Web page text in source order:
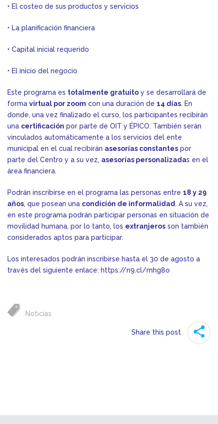
• El costeo de sus productos y servicios
• La planificación financiera
• Capital inicial requerido
• El inicio del negocio
Este programa es totalmente gratuito y se desarrollará de
forma virtual por zoom con una duración de 14 días. En
donde, una vez finalizado el curso, los participantes recibirán
una certificación por parte de OIT y ÉPICO. También serán
vinculados automáticamente a los servicios del ente
municipal en el cual recibirán asesorías constantes por
parte del Centro y a su vez, asesorías personalizadas en el
área financiera.
Podrán inscribirse en el programa las personas entre 18 y 29
años, que posean una condición de informalidad . A su vez,
en este programa podrán participar personas en situación de
movilidad humana, por lo tanto, los extranjeros son también
considerados aptos para participar.
Los interesados podrán inscribirse hasta el 30 de agosto a
través del siguiente enlace: https://n9.cl/mhg8o
Noticias
Share this post